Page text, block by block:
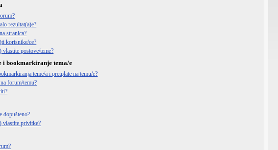
rezultat(a)e?
stranica?
korisnike/ce?
postove/teme?
i bookmarkiranje tema/e
teme/a i pretplate na temu/e?
forum/temu?
dopušteno?
vlastite privitke?